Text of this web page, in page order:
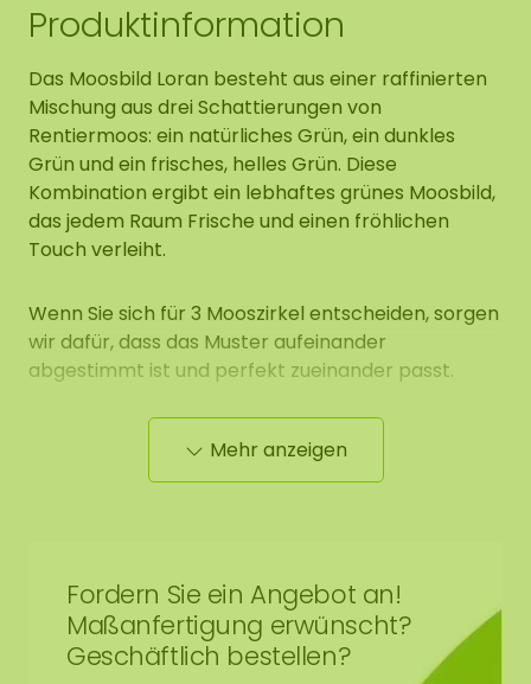
Produktinformation
Das Moosbild Loran besteht aus einer raffinierten
Mischung aus drei Schattierungen von
Rentiermoos: ein natürliches Grün, ein dunkles
Grün und ein frisches, helles Grün. Diese
Kombination ergibt ein lebhaftes grünes Moosbild,
das jedem Raum Frische und einen fröhlichen
Touch verleiht.
Wenn Sie sich für 3 Mooszirkel entscheiden, sorgen
wir dafür, dass das Muster aufeinander
abgestimmt ist und perfekt zueinander passt.
Zeigern in den Mooszirkel einbauen. Dies ist nur bei
Zirkeln mit einem Durchmesser von 60, 80, 100 cm
die Uhr standardmäßig im Mooszirkel mit einem
Durchmesser von 60 cm.
Mehr anzeigen
Fordern Sie ein Angebot an!
Maßanfertigung erwünscht?
Geschäftlich bestellen?